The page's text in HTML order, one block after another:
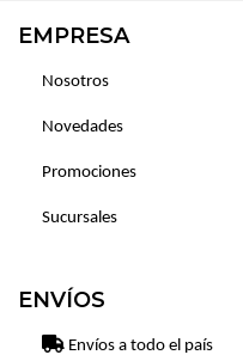
EMPRESA
Nosotros
Novedades
Promociones
Sucursales
ENVÍOS
Envíos a todo el país